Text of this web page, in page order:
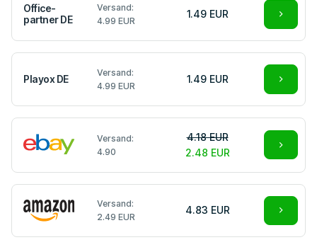
Office-
partner DE
Versand:
4.99 EUR
1.49 EUR
Playox DE
Versand:
4.99 EUR
1.49 EUR
Versand:
4.90
4.18 EUR
2.48 EUR
Versand:
2.49 EUR
4.83 EUR